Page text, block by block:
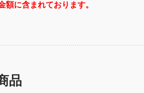
憶
込）
に含まれております。
品